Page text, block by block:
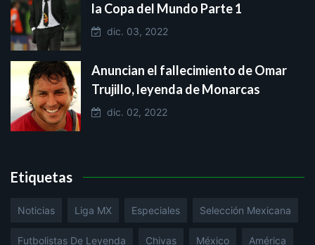
la Copa del Mundo Parte 1
dic. 03, 2022
Anuncian el fallecimiento de Omar
Trujillo, leyenda de Monarcas
dic. 02, 2022
Etiquetas
Noticias Liga MX Especiales Selección Mexicana
Futbolistas De Leyenda Chivas México América